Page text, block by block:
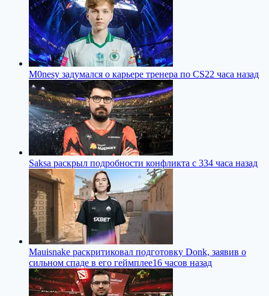
M0nesy задумался о карьере тренера по CS22 часа назад
Saksa раскрыл подробности конфликта с 334 часа назад
Mauisnake раскритиковал подготовку Donk, заявив о
сильном спаде в его геймплее16 часов назад